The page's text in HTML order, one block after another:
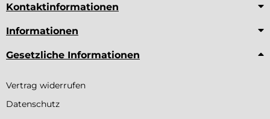
Kontaktinformationen
Informationen
Gesetzliche Informationen
Vertrag widerrufen
Datenschutz